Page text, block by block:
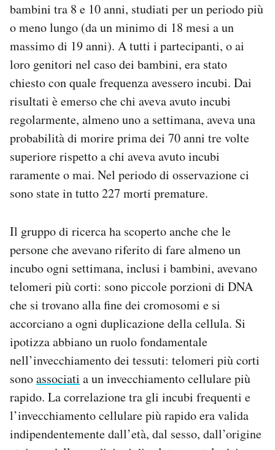
bambini tra 8 e 10 anni, studiati per un periodo più
o meno lungo (da un minimo di 18 mesi a un
massimo di 19 anni). A tutti i partecipanti, o ai
loro genitori nel caso dei bambini, era stato
chiesto con quale frequenza avessero incubi. Dai
risultati è emerso che chi aveva avuto incubi
regolarmente, almeno uno a settimana, aveva una
probabilità di morire prima dei 70 anni tre volte
superiore rispetto a chi aveva avuto incubi
raramente o mai. Nel periodo di osservazione ci
sono state in tutto 227 morti premature.
Il gruppo di ricerca ha scoperto anche che le
persone che avevano riferito di fare almeno un
incubo ogni settimana, inclusi i bambini, avevano
telomeri più corti: sono piccole porzioni di DNA
che si trovano alla fine dei cromosomi e si
accorciano a ogni duplicazione della cellula. Si
ipotizza abbiano un ruolo fondamentale
nell’invecchiamento dei tessuti: telomeri più corti
sonoassociati a un invecchiamento cellulare più
rapido. La correlazione tra gli incubi frequenti e
l’invecchiamento cellulare più rapido era valida
indipendentemente dall’età, dal sesso, dall’origine